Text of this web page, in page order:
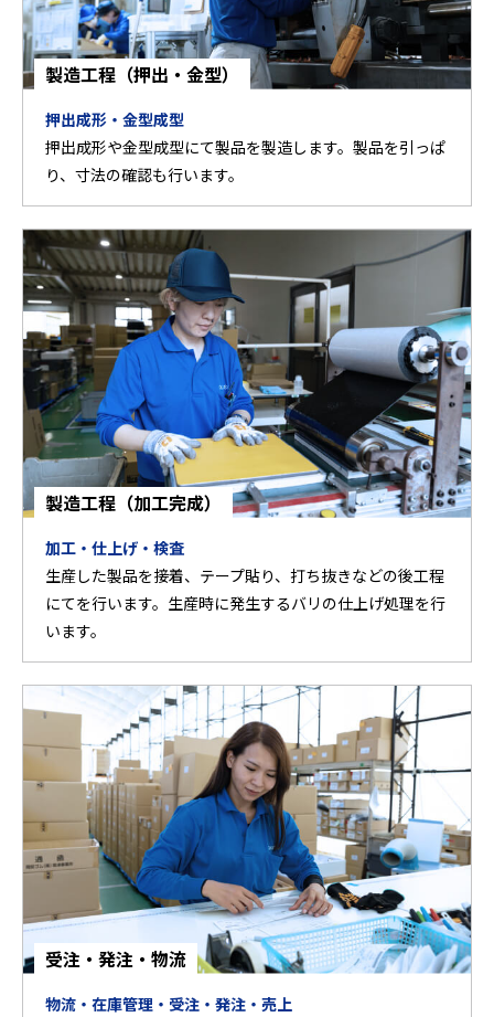
製造工程（押出・金型）
押出成形・金型成型
押出成形や金型成型にて製品を製造します。製品を引っぱ
り、寸法の確認も行います。
製造工程（加工完成）
加工・仕上げ・検査
生産した製品を接着、テープ貼り、打ち抜きなどの後工程
にてを行います。生産時に発生するバリの仕上げ処理を行
います。
受注・発注・物流
物流・在庫管理・受注・発注・売上